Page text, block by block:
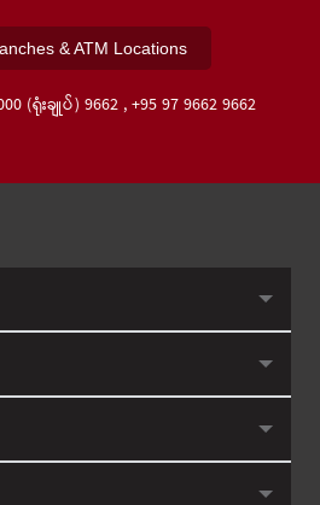
& ATM Locations
(ရုံးချုပ်) 9662 , +95 97 9662 9662